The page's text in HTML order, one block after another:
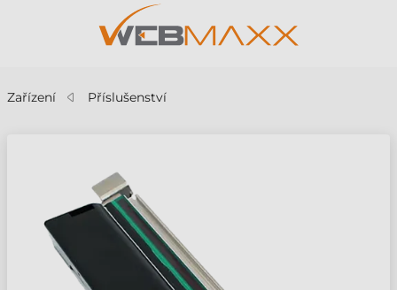
Zařízení Příslušenství